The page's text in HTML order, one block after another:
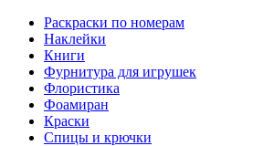
Раскраски по номерам
Наклейки
Книги
Фурнитура для игрушек
Флористика
Фоамиран
Краски
Спицы и крючки